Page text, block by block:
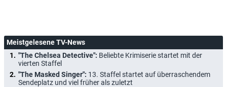
Meistgelesene TV-News
"The Chelsea Detective": Beliebte Krimiserie startet mit der
vierten Staffel
"The Masked Singer": 13. Staffel startet auf überraschendem
Sendeplatz und viel früher als zuletzt